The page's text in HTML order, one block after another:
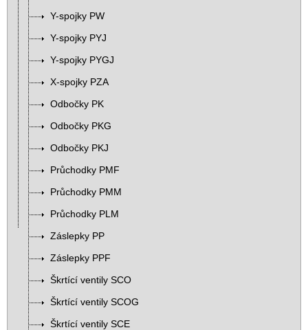
Y-spojky PW
Y-spojky PYJ
Y-spojky PYGJ
X-spojky PZA
Odbočky PK
Odbočky PKG
Odbočky PKJ
Průchodky PMF
Průchodky PMM
Průchodky PLM
Záslepky PP
Záslepky PPF
Škrtící ventily SCO
Škrtící ventily SCOG
Škrtící ventily SCE